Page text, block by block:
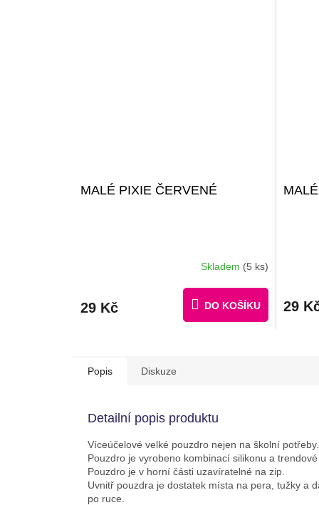
MALÉ PIXIE ČERVENÉ
Skladem (5 ks)
29 Kč DO KOŠÍKU 29
Popis Diskuze
Detailní popis produktu
Víceúčelové velké pouzdro nejen na školní potřeby.
Pouzdro je vyrobeno kombinací silikonu a
Pouzdro je v horní části uzavíratelné na zip.
Uvnitř pouzdra je dostatek místa na pera, tužky a
po ruce.